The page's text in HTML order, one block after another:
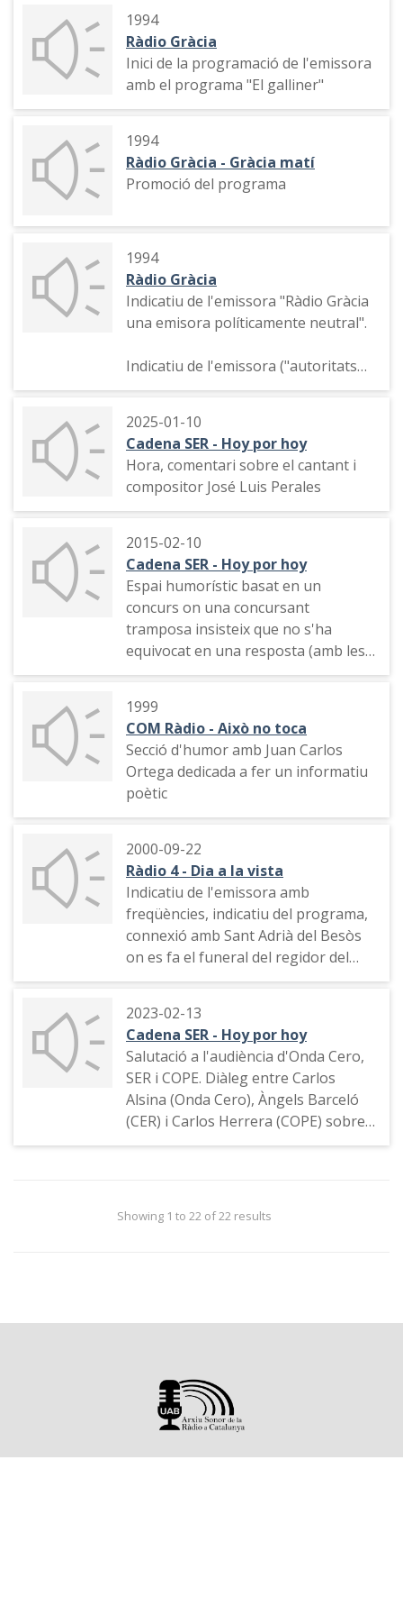
1994
Ràdio Gràcia
Inici de la programació de l'emissora
amb el programa "El galliner"
1994
Ràdio Gràcia - Gràcia matí
Promoció del programa
1994
Ràdio Gràcia
Indicatiu de l'emissora "Ràdio Gràcia
una emisora políticamente neutral".
Indicatiu de l'emissora ("autoritats
universitàries" i locutors
Gràcia)
Indicatiu de l'emissora "Ràdio Gràcia
una emisora para todos".
Indicatiu de l'emissora "las
imprudencias no las pagas solo tú".
Indicatiu de l'emissora i freqüència
"kumbayà".
2025-01-10
Cadena SER - Hoy por hoy
Hora, comentari sobre el cantant i
compositor José Luis Perales
2015-02-10
Cadena SER - Hoy por hoy
Espai humorístic basat en un
concurs on una concursant
tramposa insisteix que no s'ha
equivocat en una resposta (amb les
veus dels personatges de Juan
1999
COM Ràdio - Això no toca
Secció d'humor amb Juan Carlos
Ortega dedicada a fer un informatiu
poètic
2000-09-22
Ràdio 4 - Dia a la vista
Indicatiu de l'emissora amb
freqüències, indicatiu del programa,
connexió amb Sant Adrià del Besòs
on es fa el funeral del regidor del
Partido Popular de Sant Adrià del
assassinat per ETA. Paraules del
cardenal Ricard Maria Carles.
Indicatiu del programa, secció de
Juan Carlos Ortega dedicada a la
pronúncia de la lletra "r" amb Cinto
Niqui, Ramon Miravitllas, Jordi Tardà
i Àngel Casas. Indicatiu
2023-02-13
Cadena SER - Hoy por hoy
Salutació a l'audiència d'Onda Cero,
SER i COPE. Diàleg entre Carlos
Alsina (Onda Cero), Àngels Barceló
(CER) i Carlos Herrera (COPE) sobre
la ràdio, els seus programes
Showing 1 to 22 of 22 results